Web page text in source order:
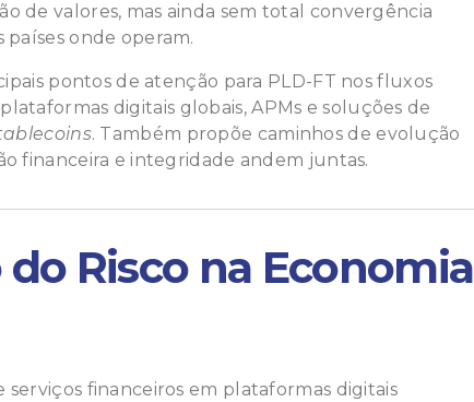
de valores, mas ainda sem total convergência
onde operam.
pontos de atenção para PLD-FT nos fluxos
digitais globais, APMs e soluções de
. Também propõe caminhos de evolução
financeira e integridade andem juntas.
Risco na Economia
financeiros em plataformas digitais